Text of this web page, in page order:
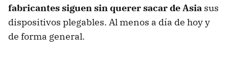
fabricantes siguen sin querer sacar de Asia sus
dispositivos plegables. Al menos a día de hoy y
de forma general.